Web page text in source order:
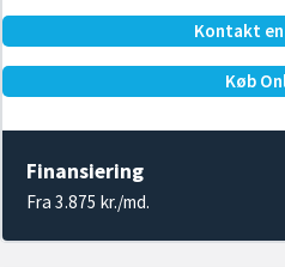
Kontakt
Køb
Finansiering
Fra 3.875 kr./md.